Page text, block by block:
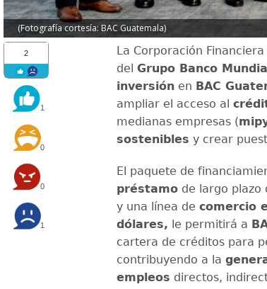
(Fotografía cortesía: BAC Guatemala)
2
1
0
0
1
La Corporación
del Grupo Banco
inversión en BAC
ampliar el acceso al
medianas empresas (
sostenibles y crear
El paquete de
préstamo de largo plazo
y una línea de comercio
dólares, le permitirá a
cartera de créditos para
contribuyendo a la
empleos directos,